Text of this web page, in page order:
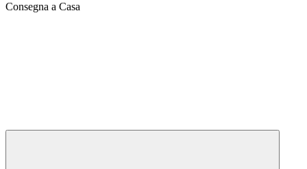
Consegna a Casa